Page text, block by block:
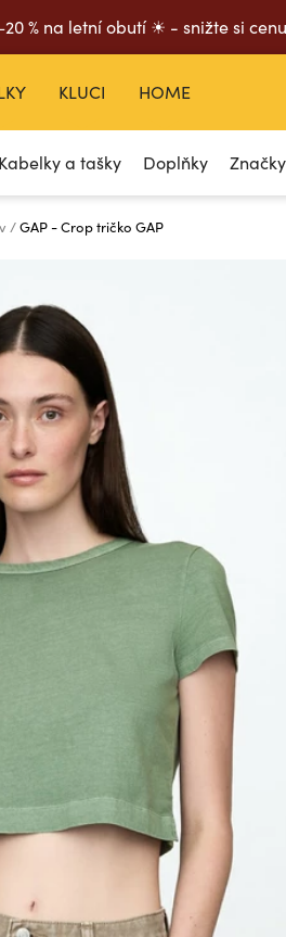
% na letní obutí ☀ - snižte si
Kabelky a tašky Doplňky Značky
KLUCI HOME
GAP - Crop tričko GAP